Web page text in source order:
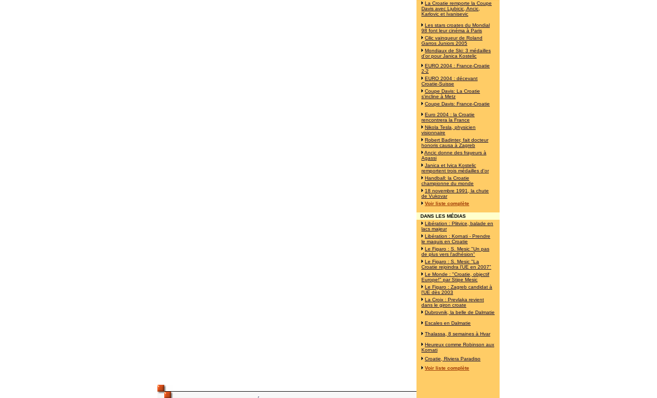
La Croatie remporte la Coupe
Davis avec Ljubicic, Ancic,
Karlovic et Ivanisevic
Les stars croates du Mondial
98 font leur cinéma à Paris
Cilic vainqueur de Roland
Garros Juniors 2005
Mondiaux de Ski: 3 médailles
d'or pour Janica Kostelic
EURO 2004 : France-Croatie
2-2
EURO 2004 : décevant
Croatie-Suisse
Coupe Davis: La Croatie
s'incline à Metz
Coupe Davis: France-Croatie
Euro 2004 : la Croatie
rencontrera la France
Nikola Tesla, physicien
visionnaire
Robert Badinter, fait docteur
honoris causa à Zagreb
Ancic donne des frayeurs à
Agassi
Janica et Ivica Kostelic
remportent trois médailles d'or
Handball: la Croatie
championne du monde
18 novembre 1991, la chute
de Vukovar
Voir liste complète
DANS LES MÉDIAS
Libération : Plitvice, balade en
lacs majeur
Libération : Kornati - Prendre
le maquis en Croatie
Le Figaro : S. Mesic "Un pas
de plus vers l'adhésion"
Le Figaro : S. Mesic "La
Croatie rejoindra l'UE en 2007"
Le Monde : "Croatie, objectif
Europe!" par Stipe Mesic
Le Figaro : Zagreb candidat à
l'UE dès 2003
La Croix : Prevlaka revient
dans le giron croate
Dubrovnik, la belle de Dalmatie
Escales en Dalmatie
Thalassa, 8 semaines à Hvar
Heureux comme Robinson aux
Kornati
Croatie, Riviera Paradiso
Voir liste complète